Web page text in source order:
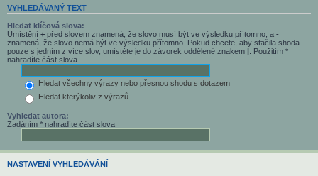
VYHLEDÁVANÝ TEXT
Hledat klíčová slova:
Umístění + před slovem znamená, že slovo musí být ve výsledku přítomno, a -
znamená, že slovo nemá být ve výsledku přítomno. Pokud chcete, aby stačila shoda
pouze s jedním z více slov, umístěte je do závorek oddělené znakem | . Použitím *
nahradíte část slova
Hledat všechny výrazy nebo přesnou shodu s dotazem
Hledat kterýkoliv z výrazů
Vyhledat autora:
Zadáním * nahradíte část slova
NASTAVENÍ VYHLEDÁVÁNÍ